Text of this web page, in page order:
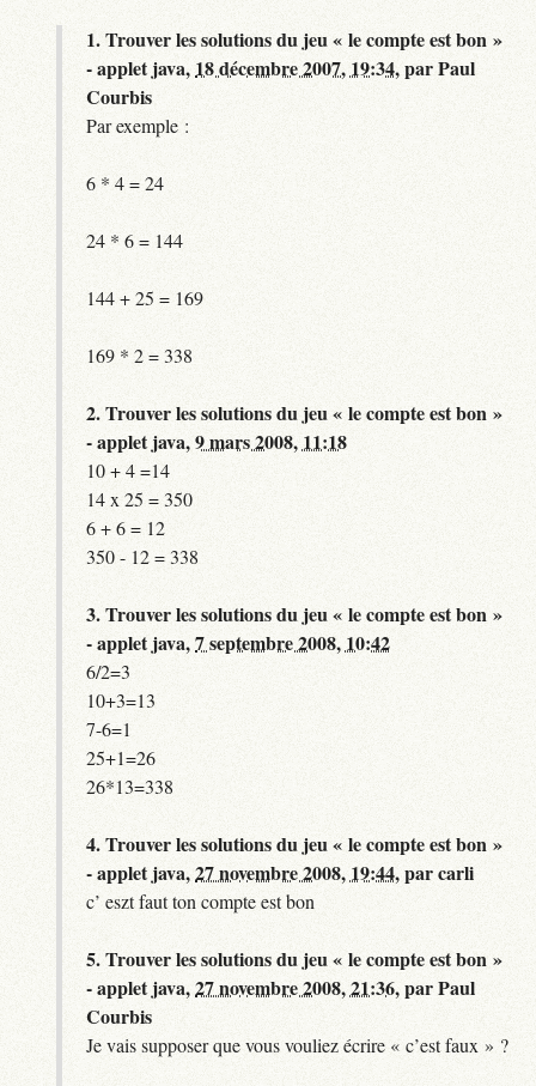
1.Trouver les solutions du jeu « le compte est bon »
- applet java, 18 décembre 2007, 19:34,parPaul
Courbis
Par exemple :
6 * 4 = 24
24 * 6 = 144
144 + 25 = 169
169 * 2 = 338
2.Trouver les solutions du jeu « le compte est bon »
- applet java,9 mars 2008, 11:18
10 + 4 =14
14 x 25 = 350
6 + 6 = 12
350 - 12 = 338
3.Trouver les solutions du jeu « le compte est bon »
- applet java,7 septembre 2008, 10:42
6/2=3
10+3=13
7-6=1
25+1=26
26*13=338
4.Trouver les solutions du jeu « le compte est bon »
- applet java,27 novembre 2008, 19:44,parcarli
c’ eszt faut ton compte est bon
5.Trouver les solutions du jeu « le compte est bon »
- applet java,27 novembre 2008, 21:36,parPaul
Courbis
Je vais supposer que vous vouliez écrire « c’est faux » ?